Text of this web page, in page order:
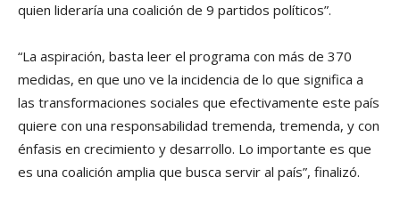
quien lideraría una coalición de 9 partidos políticos”.
“La aspiración, basta leer el programa con más de 370
medidas, en que uno ve la incidencia de lo que significa a
las transformaciones sociales que efectivamente este país
quiere con una responsabilidad tremenda, tremenda, y con
énfasis en crecimiento y desarrollo. Lo importante es que
es una coalición amplia que busca servir al país”, finalizó.